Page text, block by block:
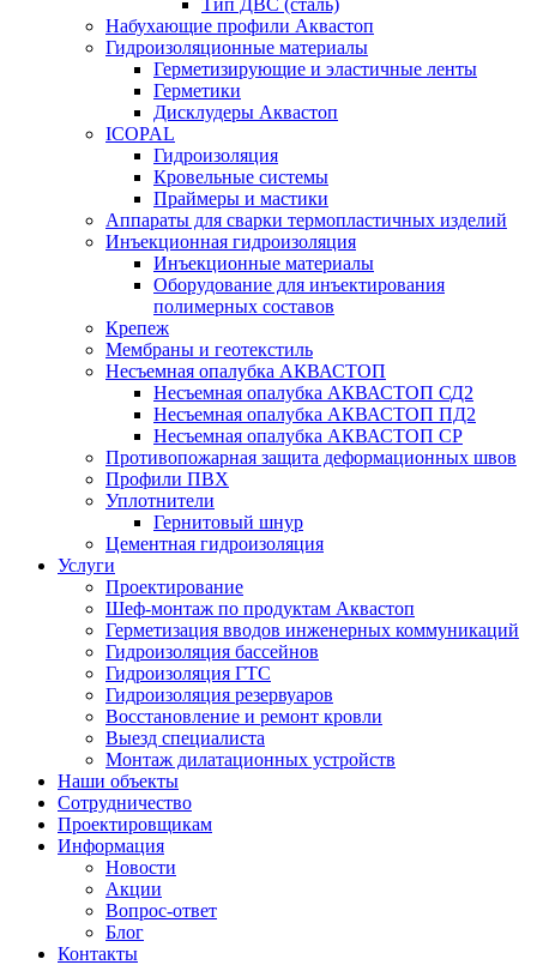
Тип ДВС (сталь)
Набухающие профили Аквастоп
Гидроизоляционные материалы
Герметизирующие и эластичные ленты
Герметики
Дисклудеры Аквастоп
ICOPAL
Гидроизоляция
Кровельные системы
Праймеры и мастики
Аппараты для сварки термопластичных изделий
Инъекционная гидроизоляция
Инъекционные материалы
Оборудование для инъектирования
полимерных составов
Крепеж
Мембраны и геотекстиль
Несъемная опалубка АКВАСТОП
Несъемная опалубка АКВАСТОП СД2
Несъемная опалубка АКВАСТОП ПД2
Несъемная опалубка АКВАСТОП СР
Противопожарная защита деформационных швов
Профили ПВХ
Уплотнители
Гернитовый шнур
Цементная гидроизоляция
Услуги
Проектирование
Шеф-монтаж по продуктам Аквастоп
Герметизация вводов инженерных коммуникаций
Гидроизоляция бассейнов
Гидроизоляция ГТС
Гидроизоляция резервуаров
Восстановление и ремонт кровли
Выезд специалиста
Монтаж дилатационных устройств
Наши объекты
Сотрудничество
Проектировщикам
Информация
Новости
Акции
Вопрос-ответ
Блог
Контакты